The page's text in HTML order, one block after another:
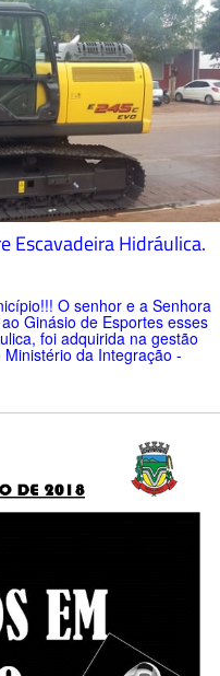
Escavadeira Hidráulica.
O senhor e a Senhora
Ginásio de Esportes esses
foi adquirida na gestão
da Integração -